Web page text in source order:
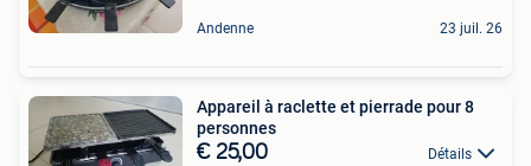
Andenne 23 juil. 26
Appareil à raclette et pierrade pour 8
personnes
€ 25,00 Détails